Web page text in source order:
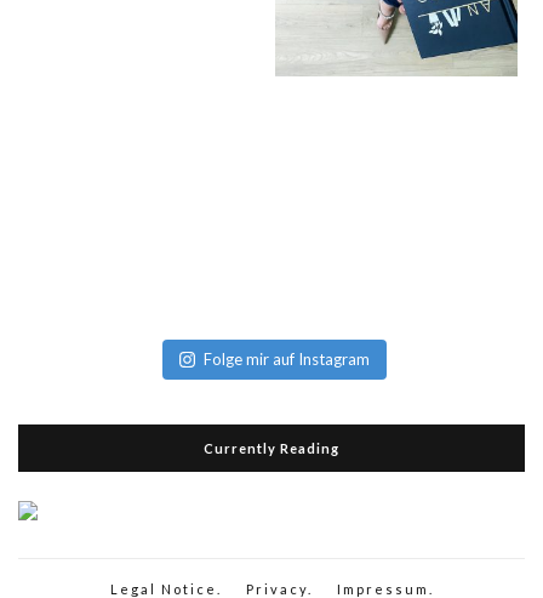
Folge mir auf Instagram
Currently Reading
Legal Notice. Privacy. Impressum.